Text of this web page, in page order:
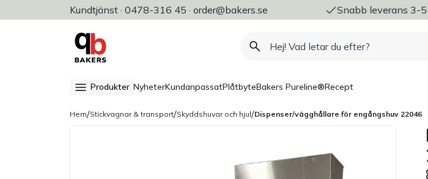
Kundtjänst · 0478-316 45 · order@bakers.se
konditori & restaurang Snabb leverans 3-5 arbetsdagar
Produkter NyheterKundanpassatPlåtbyteBakers Pureline®Recept
Hem/Stickvagnar & transport/Skyddshuvar och hjul/Dispenser/vägghållare för engångshuv 22046